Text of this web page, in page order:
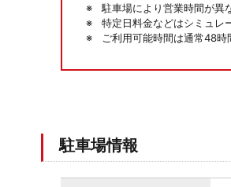
駐車場により営業時間が異
特定日料金などはシミュレ
ご利用可能時間は通常48時
駐車場情報